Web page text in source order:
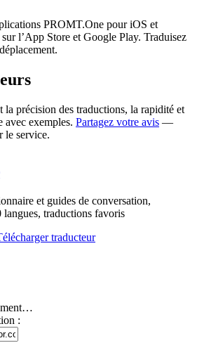
PROMT.One pour iOS et
l’App Store et Google Play. Traduisez
la précision des traductions, la rapidité et
avec exemples. Partagez votre avis —
le service.
et guides de conversation,
langues, traductions favoris
: